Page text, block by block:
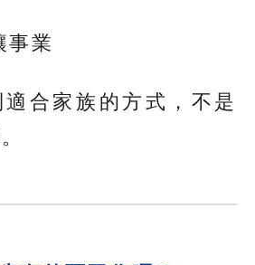
事業
合家族的方式，不是